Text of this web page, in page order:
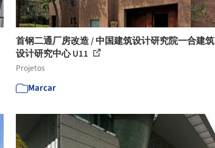
首钢二通厂房改造 / 中国建筑设计研究院一合建筑
设计研究中心 U11
Projetos
Marcar